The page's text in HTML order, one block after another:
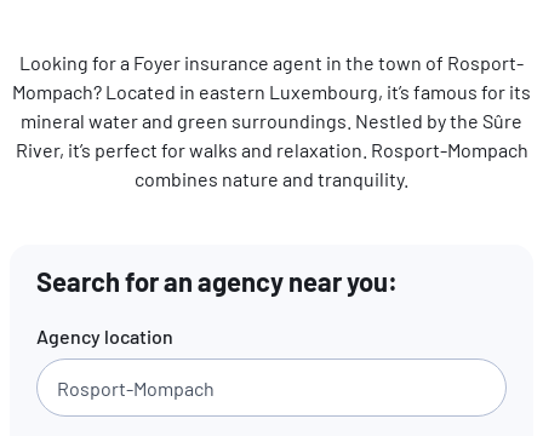
Search site
ENFRDE
Looking for a Foyer insurance agent in the town of Rosport-
Mompach? Located in eastern Luxembourg, it’s famous for its
mineral water and green surroundings. Nestled by the Sûre
River, it’s perfect for walks and relaxation. Rosport-Mompach
combines nature and tranquility.
Search for an agency near you:
Agency location